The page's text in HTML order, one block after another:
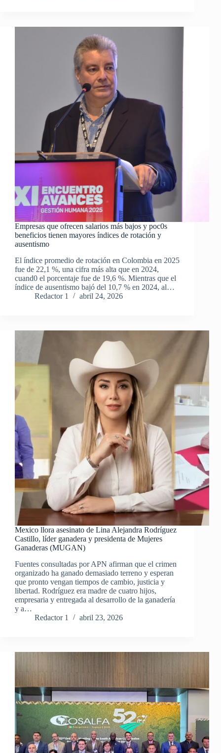
Empresas que ofrecen salarios más bajos y poc0s
beneficios tienen mayores índices de rotación y
ausentismo
El índice promedio de rotación en Colombia en 2025
fue de 22,1 %, una cifra más alta que en 2024,
cuand0 el porcentaje fue de 19,6 %. Mientras que el
índice de ausentismo bajó del 10,7 % en 2024, al…
Redactor 1
abril 24, 2026
Mexico llora asesinato de Lina Alejandra Rodríguez
Castillo, líder ganadera y presidenta de Mujeres
Ganaderas (MUGAN)
Fuentes consultadas por APN afirman que el crimen
organizado ha ganado demasiado terreno y esperan
que pronto vengan tiempos de cambio, justicia y
libertad. Rodríguez era madre de cuatro hijos,
empresaria y entregada al desarrollo de la ganadería
y a…
Redactor 1
abril 23, 2026